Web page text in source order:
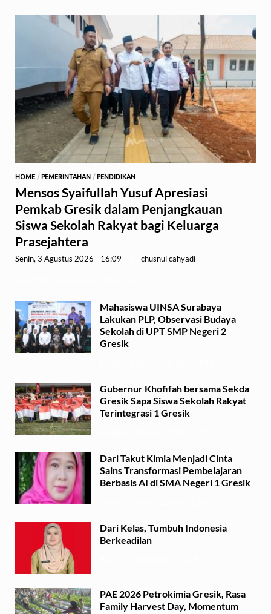
HOME / PEMERINTAHAN / PENDIDIKAN
Mensos Syaifullah Yusuf Apresiasi
Pemkab Gresik dalam Penjangkauan
Siswa Sekolah Rakyat bagi Keluarga
Prasejahtera
Senin, 3 Agustus 2026 - 16:09 chusnul cahyadi
Mahasiswa UINSA Surabaya
Lakukan PLP, Observasi Budaya
Sekolah di UPT SMP Negeri 2
Gresik
Gubernur Khofifah bersama Sekda
Gresik Sapa Siswa Sekolah Rakyat
Terintegrasi 1 Gresik
Dari Takut Kimia Menjadi Cinta
Sains Transformasi Pembelajaran
Berbasis AI di SMA Negeri 1 Gresik
Dari Kelas, Tumbuh Indonesia
Berkeadilan
PAE 2026 Petrokimia Gresik, Rasa
Family Harvest Day, Momentum